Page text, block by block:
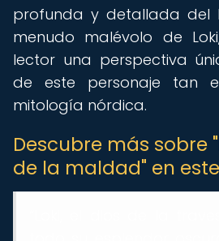
profunda y detallada del
menudo malévolo de
lector una perspectiva
de este personaje tan
mitología nórdica.
Descubre más sobre
de la maldad" en